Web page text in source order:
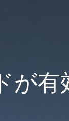
が有